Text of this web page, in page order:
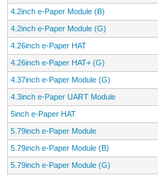
4.2inch e-Paper Module (B)
4.2inch e-Paper Module (G)
4.26inch e-Paper HAT
4.26inch e-Paper HAT+ (G)
4.37inch e-Paper Module (G)
4.3inch e-Paper UART Module
5inch e-Paper HAT
5.79inch e-Paper Module
5.79inch e-Paper Module (B)
5.79inch e-Paper Module (G)